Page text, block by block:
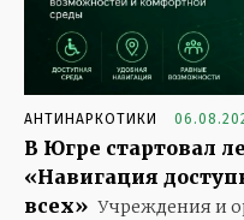
АНТИНАРКОТИКИ
В Югре стартовал
«Навигация
всех» Учреждения и